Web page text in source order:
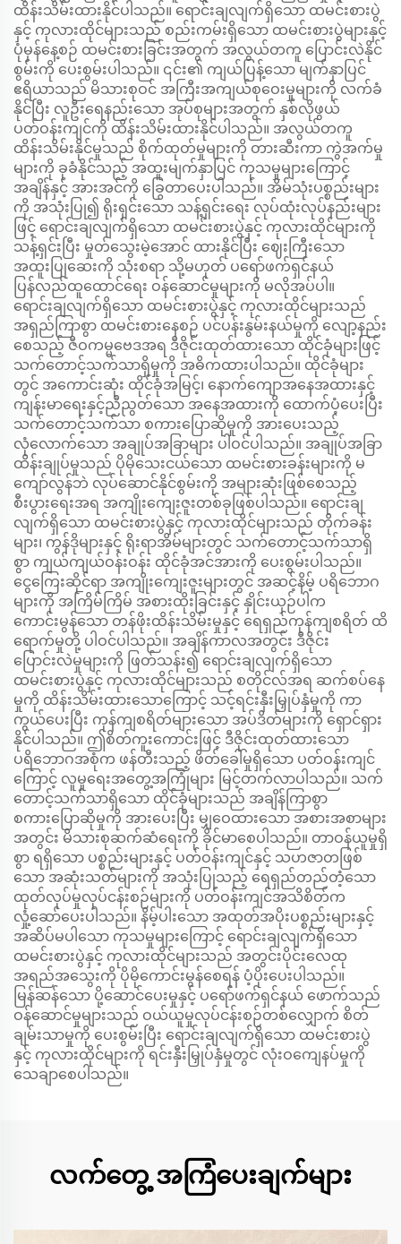
ထိန်းသိမ်းထားနိုင်ပါသည်။ ရောင်းချလျက်ရှိသော ထမင်းစားပွဲ
နှင့် ကုလားထိုင်များသည် စည်းကမ်းရှိသော ထမင်းစားပွဲများနှင့်
ပုံမှန်နေ့စဉ် ထမင်းစားခြင်းအတွက် အလွယ်တကူ ပြောင်းလဲနိုင်
စွမ်းကို ပေးစွမ်းပါသည်။ ၎င်း၏ ကျယ်ပြန့်သော မျက်နှာပြင်
ဧရိယာသည် မိသားစုဝင် အကြီးအကျယ်စုဝေးမှုများကို လက်ခံ
နိုင်ပြီး လူဦးရေနည်းသော အုပ်စုများအတွက် နှစ်လိုဖွယ်
ပတ်ဝန်းကျင်ကို ထိန်းသိမ်းထားနိုင်ပါသည်။ အလွယ်တကူ
ထိန်းသိမ်းနိုင်မှုသည် စိုက်ထုတ်မှုများကို တားဆီးကာ ကွဲအက်မှု
များကို ခုခံနိုင်သည့် အထူးမျက်နှာပြင် ကုသမှုများကြောင့်
အချိန်နှင့် အားအင်ကို ခြွေတာပေးပါသည်။ အိမ်သုံးပစ္စည်းများ
ကို အသုံးပြု၍ ရိုးရှင်းသော သန့်ရှင်းရေး လုပ်ထုံးလုပ်နည်းများ
ဖြင့် ရောင်းချလျက်ရှိသော ထမင်းစားပွဲနှင့် ကုလားထိုင်များကို
သန့်ရှင်းပြီး မှုတ်သွေးမဲ့အောင် ထားနိုင်ပြီး ဈေးကြီးသော
အထူးပြုဆေးကို သုံးစရာ သို့မဟုတ် ပရော်ဖက်ရှင်နယ်
ပြန်လည်ထူထောင်ရေး ဝန်ဆောင်မှုများကို မလိုအပ်ပါ။
ရောင်းချလျက်ရှိသော ထမင်းစားပွဲနှင့် ကုလားထိုင်များသည်
အရှည်ကြာစွာ ထမင်းစားနေစဉ် ပင်ပန်းနွမ်းနယ်မှုကို လျော့နည်း
စေသည့် ဇီဝကမ္မဗေဒအရ ဒီဇိုင်းထုတ်ထားသော ထိုင်ခုံများဖြင့်
သက်တောင့်သက်သာရှိမှုကို အဓိကထားပါသည်။ ထိုင်ခုံများ
တွင် အကောင်းဆုံး ထိုင်ခုံအမြင့်၊ နောက်ကျောအနေအထားနှင့်
ကျန်းမာရေးနှင့်ညီညွတ်သော အနေအထားကို ထောက်ပံ့ပေးပြီး
သက်တောင့်သက်သာ စကားပြောဆိုမှုကို အားပေးသည့်
လုံလောက်သော အချုပ်အခြာများ ပါဝင်ပါသည်။ အချုပ်အခြာ
ထိန်းချုပ်မှုသည် ပိုမိုသေးငယ်သော ထမင်းစားခန်းများကို မ
ကျော်လွန်ဘဲ လုပ်ဆောင်နိုင်စွမ်းကို အများဆုံးဖြစ်စေသည့်
စီးပွားရေးအရ အကျိုးကျေးဇူးတစ်ခုဖြစ်ပါသည်။ ရောင်းချ
လျက်ရှိသော ထမင်းစားပွဲနှင့် ကုလားထိုင်များသည် တိုက်ခန်း
များ၊ ကွန်ဒိုများနှင့် ရိုးရာအိမ်များတွင် သက်တောင့်သက်သာရှိ
စွာ ကျယ်ကျယ်ဝန်းဝန်း ထိုင်ခုံအင်အားကို ပေးစွမ်းပါသည်။
ငွေကြေးဆိုင်ရာ အကျိုးကျေးဇူးများတွင် အဆင့်နိမ့် ပရိဘောဂ
များကို အကြိမ်ကြိမ် အစားထိုးခြင်းနှင့် နှိုင်းယှဉ်ပါက
ကောင်းမွန်သော တန်ဖိုးထိန်းသိမ်းမှုနှင့် ရေရှည်ကုန်ကျစရိတ် ထိ
ရောက်မှုတို့ ပါဝင်ပါသည်။ အချိန်ကာလအတွင်း ဒီဇိုင်း
ပြောင်းလဲမှုများကို ဖြတ်သန်း၍ ရောင်းချလျက်ရှိသော
ထမင်းစားပွဲနှင့် ကုလားထိုင်များသည် စတိုင်လ်အရ ဆက်စပ်နေ
မှုကို ထိန်းသိမ်းထားသောကြောင့် သင့်ရင်းနှီးမြှုပ်နှံမှုကို ကာ
ကွယ်ပေးပြီး ကုန်ကျစရိတ်များသော အပ်ဒိတ်များကို ရှောင်ရှား
နိုင်ပါသည်။ ဤစိတ်ကူးကောင်းဖြင့် ဒီဇိုင်းထုတ်ထားသော
ပရိဘောဂအစုံက ဖန်တီးသည့် ဖိတ်ခေါ်မှုရှိသော ပတ်ဝန်းကျင်
ကြောင့် လူမှုရေးအတွေ့အကြုံများ မြင့်တက်လာပါသည်။ သက်
တောင့်သက်သာရှိသော ထိုင်ခုံများသည် အချိန်ကြာစွာ
စကားပြောဆိုမှုကို အားပေးပြီး မျှဝေထားသော အစားအစာများ
အတွင်း မိသားစုဆက်ဆံရေးကို ခိုင်မာစေပါသည်။ တာဝန်ယူမှုရှိ
စွာ ရရှိသော ပစ္စည်းများနှင့် ပတ်ဝန်းကျင်နှင့် သဟဇာတဖြစ်
သော အဆုံးသတ်များကို အသုံးပြုသည့် ရေရှည်တည်တံ့သော
ထုတ်လုပ်မှုလုပ်ငန်းစဉ်များကို ပတ်ဝန်းကျင်အသိစိတ်က
လှုံ့ဆော်ပေးပါသည်။ နိမ့်ပါးသော အထုတ်အပိုးပစ္စည်းများနှင့်
အဆိပ်မပါသော ကုသမှုများကြောင့် ရောင်းချလျက်ရှိသော
ထမင်းစားပွဲနှင့် ကုလားထိုင်များသည် အတွင်းပိုင်းလေထု
အရည်အသွေးကို ပိုမိုကောင်းမွန်စေရန် ပံ့ပိုးပေးပါသည်။
မြန်ဆန်သော ပို့ဆောင်ပေးမှုနှင့် ပရော်ဖက်ရှင်နယ် ဖောက်သည်
ဝန်ဆောင်မှုများသည် ဝယ်ယူမှုလုပ်ငန်းစဉ်တစ်လျှောက် စိတ်
ချမ်းသာမှုကို ပေးစွမ်းပြီး ရောင်းချလျက်ရှိသော ထမင်းစားပွဲ
နှင့် ကုလားထိုင်များကို ရင်းနှီးမြှုပ်နှံမှုတွင် လုံးဝကျေနပ်မှုကို
သေချာစေပါသည်။
လက်တွေ့ အကြံပေးချက်များ